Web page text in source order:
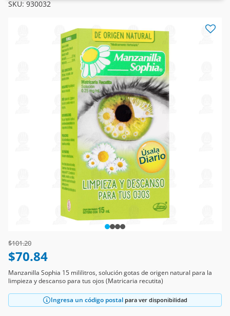
SKU: 930032
Price reduced from
$101.20to
$70.84
Manzanilla Sophia 15 mililitros, solución gotas de origen natural para la
limpieza y descanso para tus ojos (Matricaria recutita)
Ingresa un código postal para ver disponibilidad